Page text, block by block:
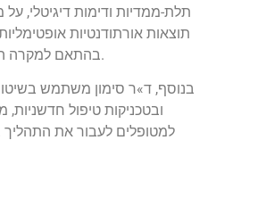
תלת-ממדיות ודימות דיגיטלי,
תוצאות אורתודנטיות
בהתאם למקרה הספציפי שלו.
בנוסף, ד»ר סימון משתמש
ובטכניקות טיפול
למטופלים לעבור את התהליך